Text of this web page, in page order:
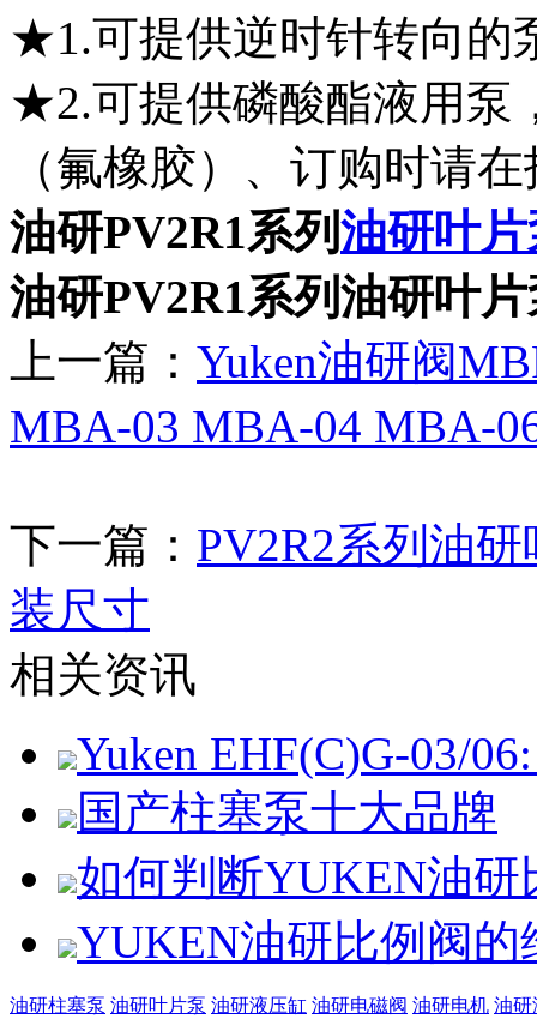
★1.可提供逆时针转向的
★2.可提供磷酸酯液用泵
（氟橡胶）、订购时请
油研PV2R1系列 油研叶
油研PV2R1系列油研叶
上一篇： Yuken油研阀
MBA-03 MBA-04 MBA-
下一篇： PV2R2系列油
装尺寸
相关资讯
Yuken EHF(C)G-03/
国产柱塞泵十大品牌
如何判断YUKEN油
YUKEN油研比例阀的
油研柱塞泵 油研叶片泵 油研液压缸 油研电磁阀 油研电机 油研